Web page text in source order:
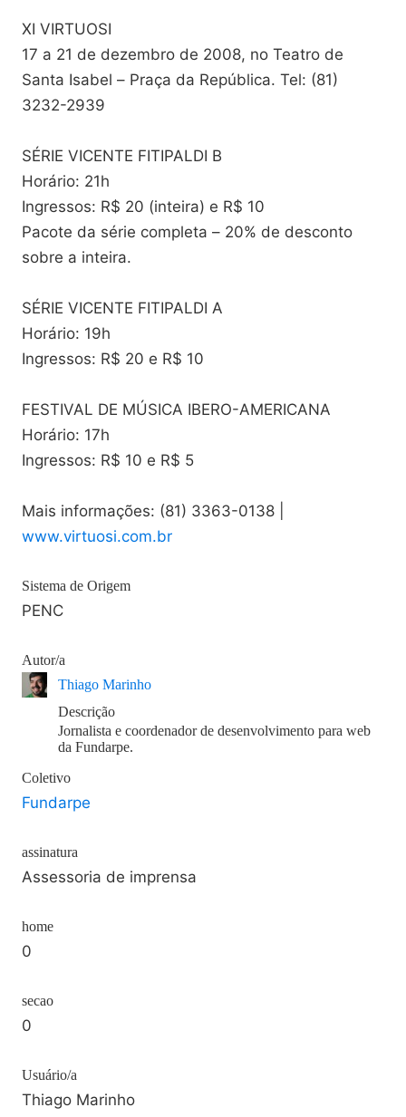
XI VIRTUOSI
17 a 21 de dezembro de 2008, no Teatro de
Santa Isabel – Praça da República. Tel: (81)
3232-2939
SÉRIE VICENTE FITIPALDI B
Horário: 21h
Ingressos: R$ 20 (inteira) e R$ 10
Pacote da série completa – 20% de desconto
sobre a inteira.
SÉRIE VICENTE FITIPALDI A
Horário: 19h
Ingressos: R$ 20 e R$ 10
FESTIVAL DE MÚSICA IBERO-AMERICANA
Horário: 17h
Ingressos: R$ 10 e R$ 5
Mais informações: (81) 3363-0138 |
www.virtuosi.com.br
Sistema de Origem
PENC
Autor/a
Thiago Marinho
Descrição
Jornalista e coordenador de desenvolvimento para web
da Fundarpe.
Coletivo
Fundarpe
assinatura
Assessoria de imprensa
home
0
secao
0
Usuário/a
Thiago Marinho